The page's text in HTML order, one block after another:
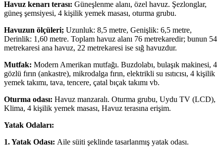
Havuz kenarı terası: Güneşlenme alanı, özel havuz. Şezlonglar,
güneş şemsiyesi, 4 kişilik yemek masası, oturma grubu.
Havuzun ölçüleri; Uzunluk: 8,5 metre, Genişlik: 6,5 metre,
Derinlik: 1,60 metre. Toplam havuz alanı 76 metrekaredir; bunun 54
metrekaresi ana havuz, 22 metrekaresi ise sığ havuzdur.
Mutfak: Modern Amerikan mutfağı. Buzdolabı, bulaşık makinesi, 4
gözlü fırın (ankastre), mikrodalga fırın, elektrikli su ısıtıcısı, 4 kişilik
yemek takımı, tava, tencere, çatal bıçak takımı vb.
Oturma odası: Havuz manzaralı. Oturma grubu, Uydu TV (LCD),
Klima, 4 kişilik yemek masası, Havuz terasına erişim.
Yatak Odaları:
1. Yatak Odası: Aile süiti şeklinde tasarlanmış yatak odası.